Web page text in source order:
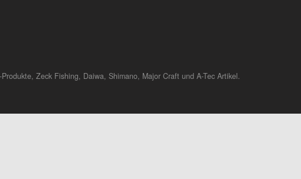
Zeck Fishing, Daiwa, Shimano, Major Craft und A-Tec Artikel.